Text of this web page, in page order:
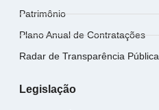
Patrimônio
Plano Anual de Contratações
Radar de Transparência Pública
Legislação